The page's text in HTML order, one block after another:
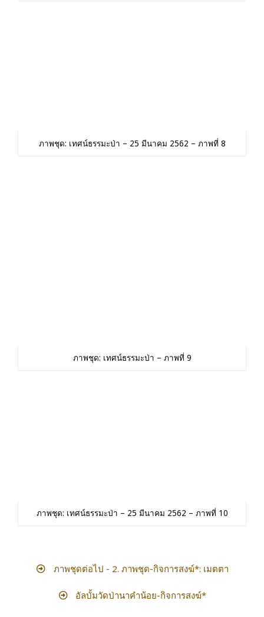
ภาพชุด: เทศน์ธรรมะป่า – 25 มีนาคม 2562 – ภาพที่ 8
ภาพชุด: เทศน์ธรรมะป่า – ภาพที่ 9
ภาพชุด: เทศน์ธรรมะป่า – 25 มีนาคม 2562 – ภาพที่ 10
ภาพชุดต่อไป - 2. ภาพชุด-กิจการสงฆ์*: เมตตา
อัลบั้มวัดป่านาคำน้อย-กิจการสงฆ์*